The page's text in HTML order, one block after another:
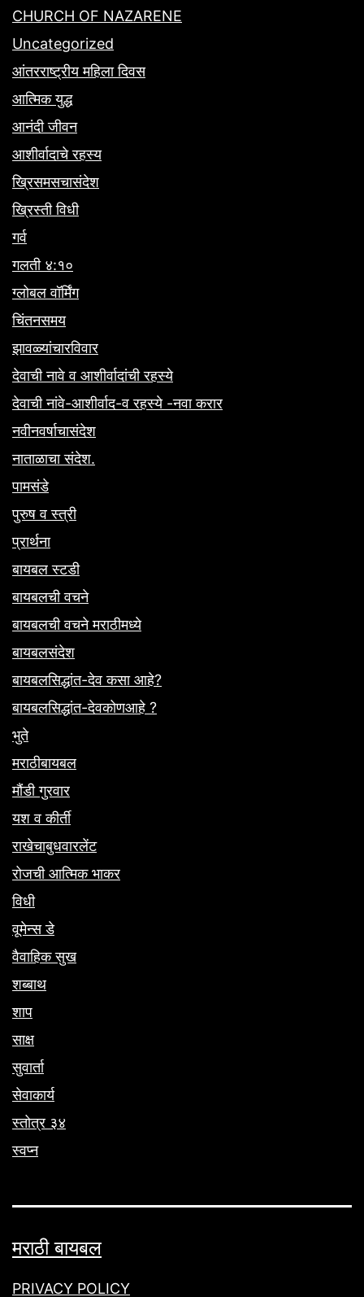
CHURCH OF NAZARENE
Uncategorized
आंतरराष्ट्रीय महिला दिवस
आत्मिक युद्ध
आनंदी जीवन
आशीर्वादाचे रहस्य
ख्रिसमसचासंदेश
ख्रिस्ती विधी
गर्व
गलती ४:१०
ग्लोबल वॉर्मिंग
चिंतनसमय
झावळ्यांचारविवार
देवाची नावे व आशीर्वादांची रहस्ये
देवाची नांवे-आशीर्वाद-व रहस्ये -नवा करार
नवीनवर्षाचासंदेश
नाताळाचा संदेश.
पामसंडे
पुरुष व स्त्री
प्रार्थना
बायबल स्टडी
बायबलची वचने
बायबलची वचने मराठीमध्ये
बायबलसंदेश
बायबलसिद्धांत-देव कसा आहे?
बायबलसिद्धांत-देवकोणआहे ?
भुते
मराठीबायबल
मौंडी गुरवार
यश व कीर्ती
राखेचाबुधवारलेंट
रोजची आत्मिक भाकर
विधी
वूमेन्स डे
वैवाहिक सुख
शब्बाथ
शाप
साक्ष
सुवार्ता
सेवाकार्य
स्तोत्र ३४
स्वप्न
मराठी बायबल
PRIVACY POLICY